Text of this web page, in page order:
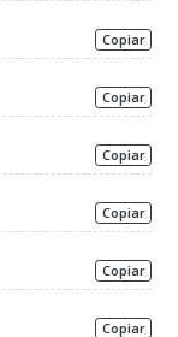
Copiar
Copiar
Copiar
Copiar
Copiar
Copiar